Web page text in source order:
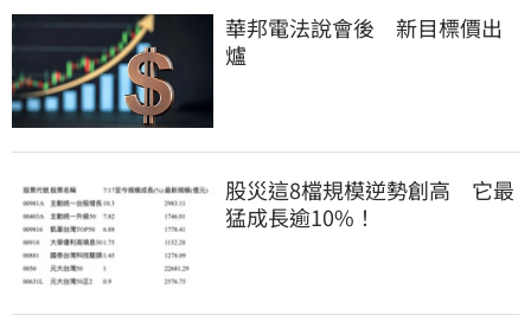
華邦電法說會後 新目標價出
爐
股災這8檔規模逆勢創高 它最
猛成長逾10%！